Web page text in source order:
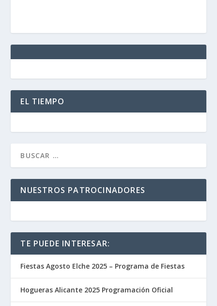
EL TIEMPO
NUESTROS PATROCINADORES
TE PUEDE INTERESAR:
Fiestas Agosto Elche 2025 – Programa de Fiestas
Hogueras Alicante 2025 Programación Oficial